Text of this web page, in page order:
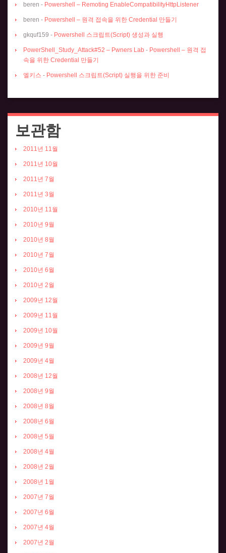
beren - Powershell – Remoting EnableCompatibilityHttpListener
beren - Powershell – 원격 접속을 위한 Credential 만들기
gkquf159 - Powershell 스크립트(Script) 생성과 실행
PowerShell_Study_Attack#52 – Pwners Lab - Powershell – 원격 접
속을 위한 Credential 만들기
엘키스 - Powershell 스크립트(Script) 실행을 위한 준비
보관함
2011년 11월
2011년 10월
2011년 7월
2011년 3월
2010년 11월
2010년 9월
2010년 8월
2010년 7월
2010년 6월
2010년 2월
2009년 12월
2009년 11월
2009년 10월
2009년 9월
2009년 4월
2008년 12월
2008년 9월
2008년 8월
2008년 6월
2008년 5월
2008년 4월
2008년 2월
2008년 1월
2007년 7월
2007년 6월
2007년 4월
2007년 2월